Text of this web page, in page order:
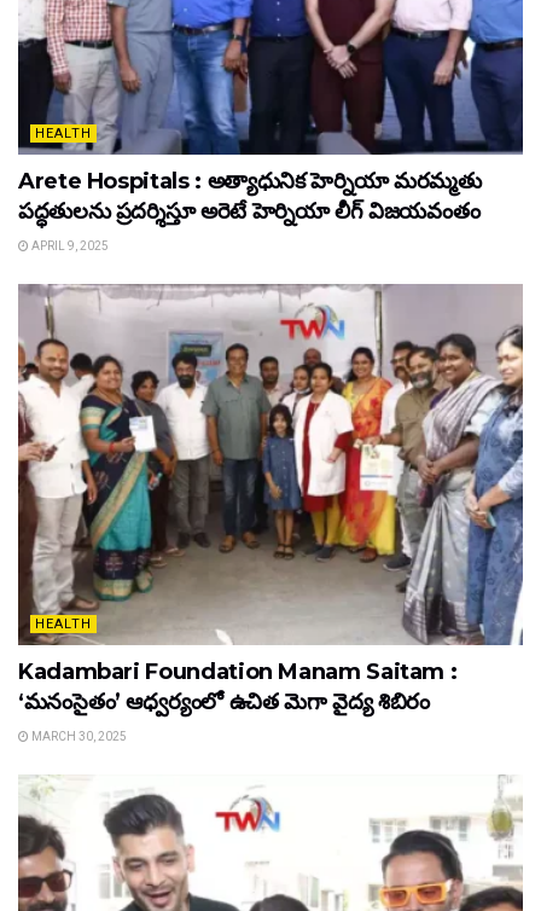
HEALTH
Arete Hospitals : అత్యాధునిక హెర్నియా మరమ్మతు
పద్ధతులను ప్రదర్శిస్తూ అరెటే హెర్నియా లీగ్ విజయవంతం
APRIL 9, 2025
HEALTH
Kadambari Foundation Manam Saitam :
‘మనంసైతం’ ఆధ్వర్యంలో ఉచిత మెగా వైద్య శిబిరం
MARCH 30, 2025